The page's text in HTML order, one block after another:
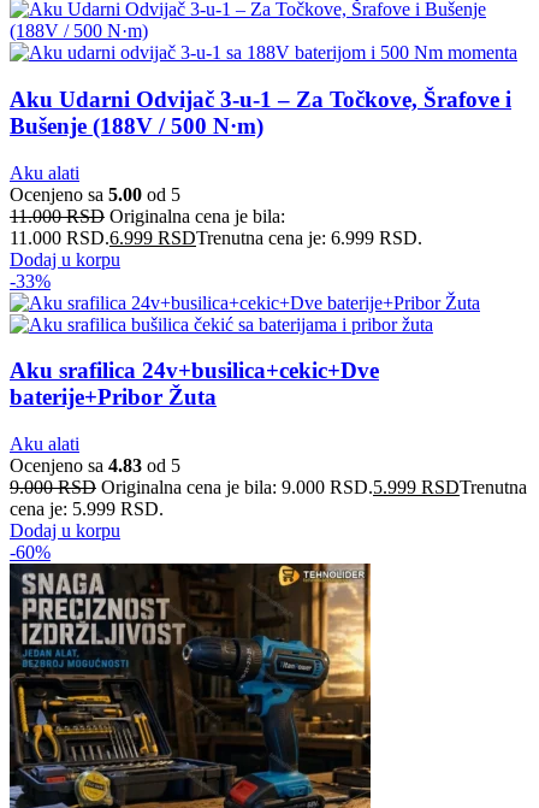
Aku Udarni Odvijač 3-u-1 – Za Točkove, Šrafove i
Bušenje (188V / 500 N·m)
Aku alati
Ocenjeno sa 5.00 od 5
11.000RSD Originalna cena je bila:
11.000 RSD.6.999 RSDTrenutna cena je: 6.999 RSD.
Dodaj u korpu
-33%
Aku srafilica 24v+busilica+cekic+Dve
baterije+Pribor Žuta
Aku alati
Ocenjeno sa 4.83 od 5
9.000RSD Originalna cena je bila: 9.000 RSD.5.999 RSDTrenutna
cena je: 5.999 RSD.
Dodaj u korpu
-60%